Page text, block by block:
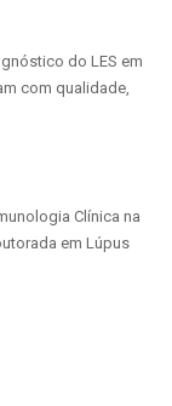
do LES em
com qualidade,
Clínica na
em Lúpus